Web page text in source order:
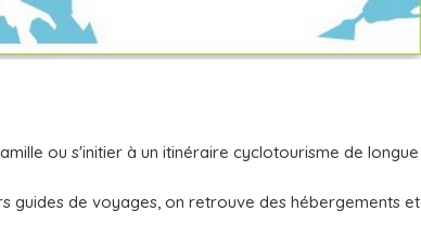
ou s'initier à un itinéraire cyclotourisme de longue
guides de voyages, on retrouve des hébergements et